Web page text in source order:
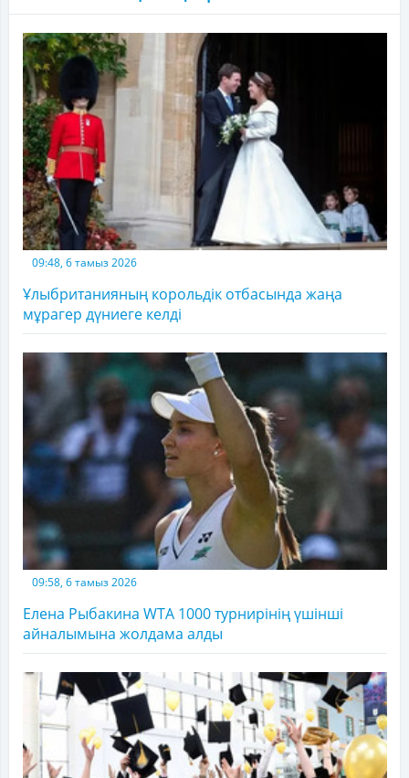
09:48, 6 тамыз 2026
Ұлыбританияның корольдік отбасында жаңа
мұрагер дүниеге келді
09:58, 6 тамыз 2026
Елена Рыбакина WTA 1000 турнирінің үшінші
айналымына жолдама алды